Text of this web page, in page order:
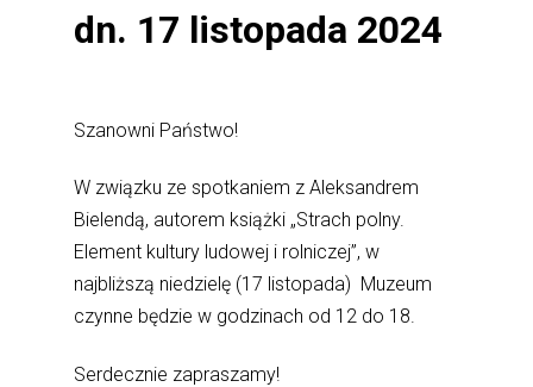
dn. 17 listopada 2024
Szanowni Państwo!
W związku ze spotkaniem z Aleksandrem
Bielendą, autorem książki „Strach polny.
Element kultury ludowej i rolniczej”, w
najbliższą niedzielę (17 listopada) Muzeum
czynne będzie w godzinach od 12 do 18.
Serdecznie zapraszamy!